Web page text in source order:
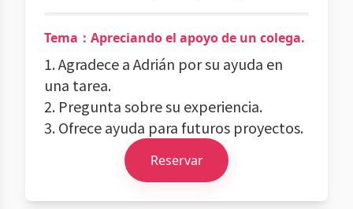
Tema：Apreciando el apoyo de un colega.
1. Agradece a Adrián por su ayuda en
una tarea.
2. Pregunta sobre su experiencia.
3. Ofrece ayuda para futuros proyectos.
Reservar